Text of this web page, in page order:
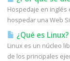
Hospedaje en inglés
hospedar una Web
¿Qué es Linux?
Linux es un núcleo
de los principales